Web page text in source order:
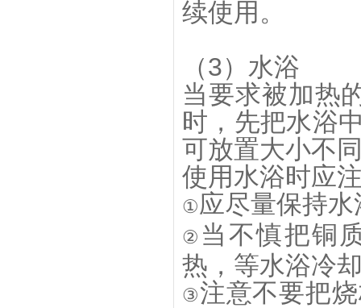
续使用。
（3）水浴
当要求被加热
时，先把水浴
可放置大小不
使用水浴时应
①应尽量保持
② 当不慎把铜
热，等水浴冷
③注意不要把